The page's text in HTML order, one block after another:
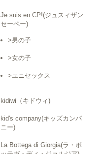
Je suis en CP!(ジュスィザン
セーペー)
>男の子
>女の子
>ユニセックス
kidiwi（キドウィ)
kid's company(キッズカンパ
ニー)
La Bottega di Giorgia(ラ・ボ